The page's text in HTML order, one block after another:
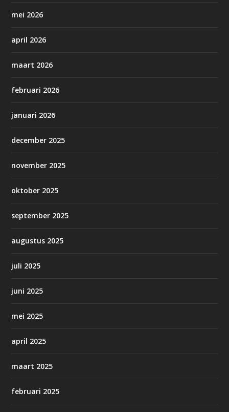
mei 2026
april 2026
maart 2026
februari 2026
januari 2026
december 2025
november 2025
oktober 2025
september 2025
augustus 2025
juli 2025
juni 2025
mei 2025
april 2025
maart 2025
februari 2025